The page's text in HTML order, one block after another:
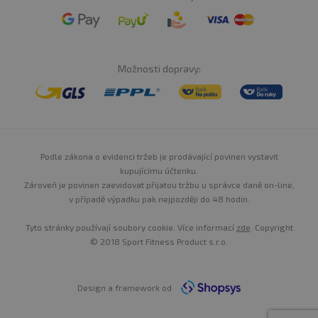
Možnosti dopravy:
Podle zákona o evidenci tržeb je prodávající povinen vystavit
kupujícímu účtenku.
Zároveň je povinen zaevidovat přijatou tržbu u správce daně on-line,
v případě výpadku pak nejpozději do 48 hodin.
Tyto stránky používají soubory cookie. Více informací zde . Copyright
© 2018 Sport Fitness Product s.r.o.
Design a framework od